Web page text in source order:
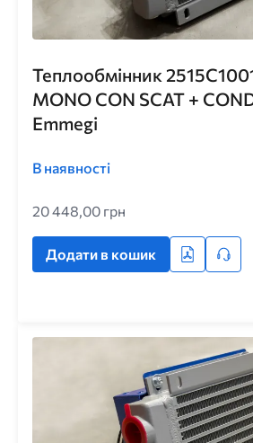
Теплообмінник
MONO CON SCAT +
Emmegi
В наявності
20 448,00 грн
Додати в кошик